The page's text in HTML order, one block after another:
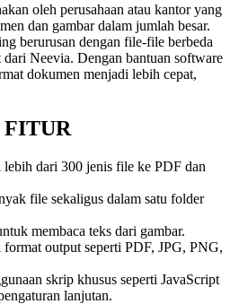
oleh perusahaan atau kantor yang
dan gambar dalam jumlah besar.
berurusan dengan file-file berbeda
dari Neevia. Dengan bantuan software
dokumen menjadi lebih cepat,
FITUR
dari 300 jenis file ke PDF dan
file sekaligus dalam satu folder
membaca teks dari gambar.
output seperti PDF, JPG, PNG,
skrip khusus seperti JavaScript
lanjutan.